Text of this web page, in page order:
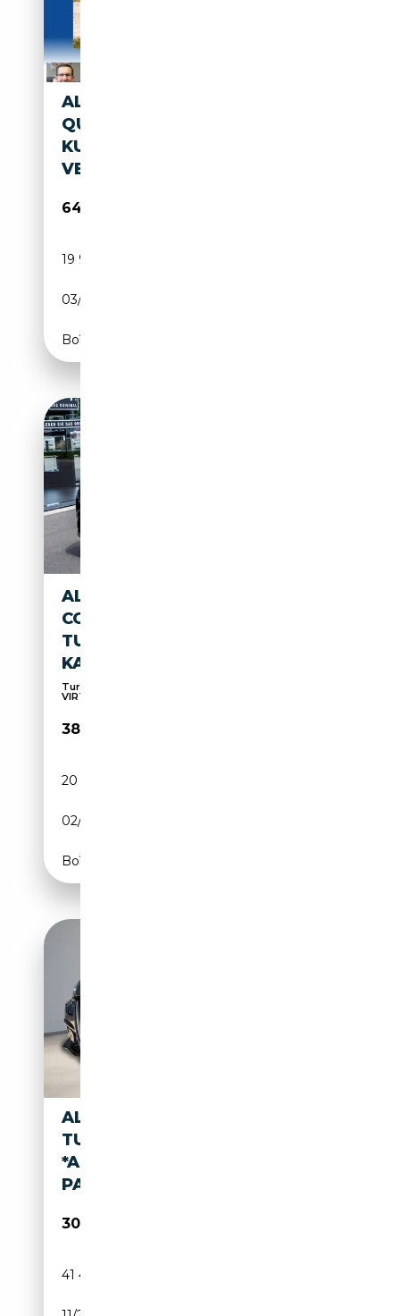
ALFA ROMEO GIULIA
QUADRIFOGLIO IM
KUNDENAUFTRAG ZU
VERKAUFEN
64 900€
19 950 km
03/2023
Boîte automatique
ALFA ROMEO GIULIA
COMPETIZIONE MY23 2.0
TURBO AT8 Q4 HARMAN-
KARDON N
Turbo AT8 Q4 HARMAN-KARDON NAVI KAMERA
VIRTUAL MAT
38 888€
20 567 km
02/2023
Boîte automatique
ALFA ROMEO GIULIA 2.0
TURBO 16V 280 AT8
*ASSISTENZ-
PAKET*MIRRORSCREEN*
30 885€
41 463 km